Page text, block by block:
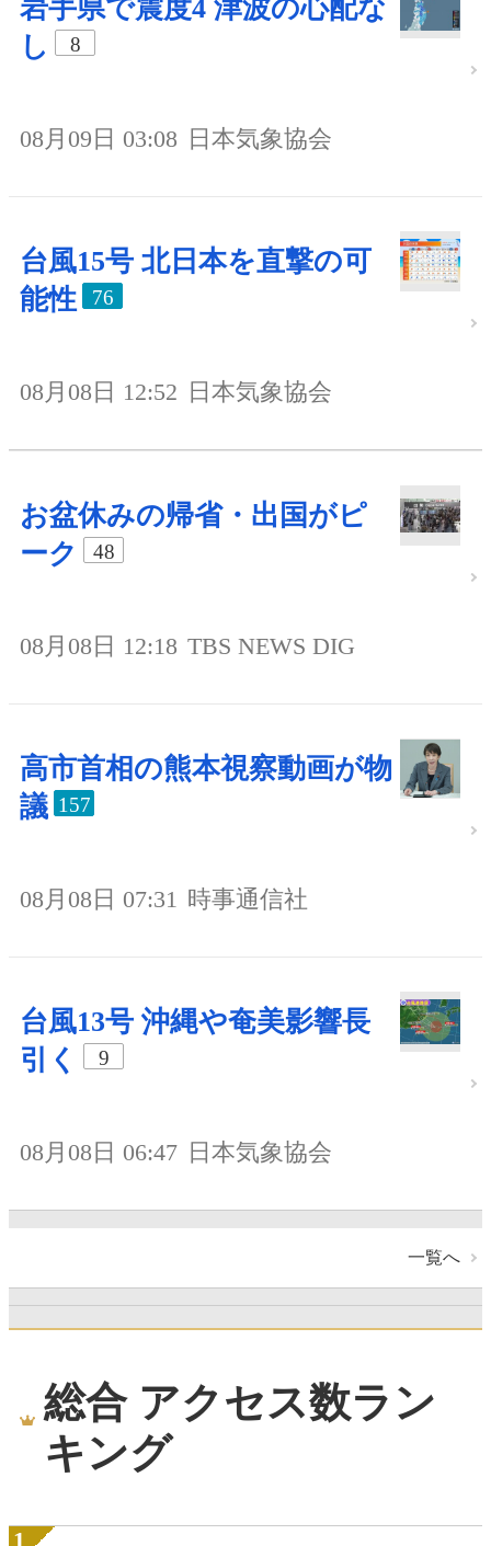
岩手県で震度4 津波の心配な
し
8
08月09日 03:08 日本気象協会
台風15号 北日本を直撃の可
能性
76
08月08日 12:52 日本気象協会
お盆休みの帰省・出国がピ
ーク
48
08月08日 12:18 TBS NEWS DIG
高市首相の熊本視察動画が物
議 157
08月08日 07:31 時事通信社
台風13号 沖縄や奄美影響長
引く
9
08月08日 06:47 日本気象協会
一覧へ
総合 アクセス数ラン
キング